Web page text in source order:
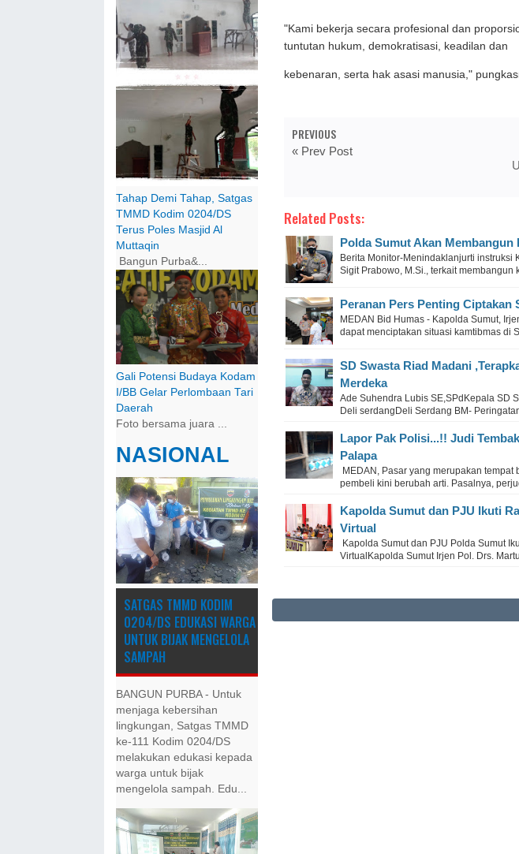
Tahap Demi Tahap, Satgas
TMMD Kodim 0204/DS
Terus Poles Masjid Al
Muttaqin
Bangun Purba&...
Gali Potensi Budaya Kodam
I/BB Gelar Perlombaan Tari
Daerah
Foto bersama juara ...
NASIONAL
SATGAS TMMD KODIM
0204/DS EDUKASI WARGA
UNTUK BIJAK MENGELOLA
SAMPAH
BANGUN PURBA - Untuk
menjaga kebersihan
lingkungan, Satgas TMMD
ke-111 Kodim 0204/DS
melakukan edukasi kepada
warga untuk bijak
mengelola sampah. Edu...
"Kami bekerja secara profesional dan
tuntutan hukum, demokratisasi, keadilan dan
kebenaran, serta hak asasi manusia,"
PREVIOUS
« Prev Post
Related Posts:
Polda Sumut Akan
Berita Monitor-Menindaklanjurti instruksi
Sigit Prabowo, M.Si., terkait membangun
Peranan Pers Penting
MEDAN Bid Humas - Kapolda Sumut,
dapat menciptakan situasi kamtibmas di
SD Swasta Riad Madani
Merdeka
Ade Suhendra Lubis SE,SPdKepala SD
Deli serdangDeli Serdang BM-
Lapor Pak Polisi...!! Judi
Palapa
MEDAN, Pasar yang merupakan
pembeli kini berubah arti. Pasalnya,
Kapolda Sumut dan PJU Ikuti
Virtual
Kapolda Sumut dan PJU Polda Sumut
VirtualKapolda Sumut Irjen Pol. Drs.